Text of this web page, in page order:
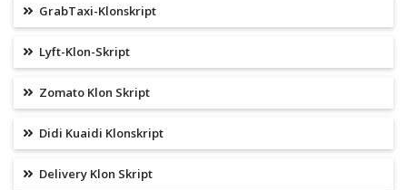
GrabTaxi-Klonskript
Lyft-Klon-Skript
Zomato Klon Skript
Didi Kuaidi Klonskript
Delivery Klon Skript